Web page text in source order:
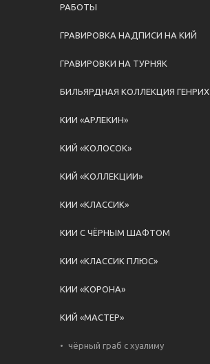
РАБОТЫ
ГРАВИРОВКА НАДПИСИ НА КИЙ
ГРАВИРОВКИ НА ТУРНЯК
БИЛЬЯРДНАЯ КОЛЛЕКЦИЯ ГЕНРИХ
КИИ «АРЛЕКИН»
КИЙ «КОЛОСОК»
КИЙ «КОЛЛЕКЦИИ»
КИИ «КЛАССИК»
КИИ С ЧЁРНЫМ ШАФТОМ
КИИ «КЛАССИК ПЛЮС»
КИИ «КОРОНА»
КИЙ «МАСТЕР»
чёрный граб с хуалиму